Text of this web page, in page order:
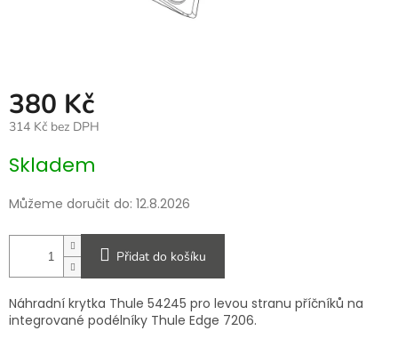
380 Kč
314 Kč bez DPH
cena:
Skladem
Můžeme doručit do: 12.8.2026
Přidat do košíku
Náhradní krytka Thule 54245 pro levou stranu příčníků na
integrované podélníky Thule Edge 7206.